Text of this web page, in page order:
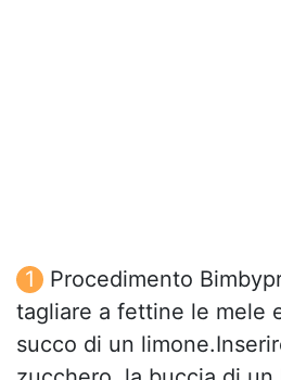
Procedimento
tagliare a fettine le mele
succo di un